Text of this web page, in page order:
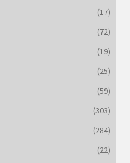
(17)
(72)
(19)
(25)
(59)
(303)
(284)
(22)